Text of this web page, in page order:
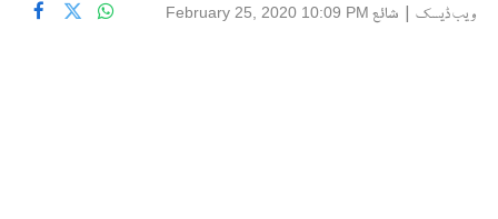
ویب ڈیسک | شائع February 25, 2020 10:09 PM